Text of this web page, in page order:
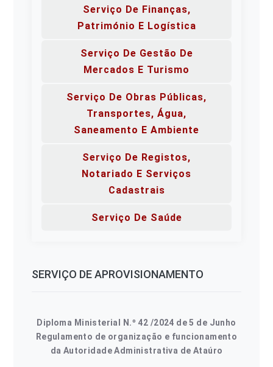
Serviço De Finanças,
Património E Logística
Serviço De Gestão De
Mercados E Turismo
Serviço De Obras Públicas,
Transportes, Água,
Saneamento E Ambiente
Serviço De Registos,
Notariado E Serviços
Cadastrais
Serviço De Saúde
SERVIÇO DE APROVISIONAMENTO
Diploma Ministerial N.º 42 /2024 de 5 de Junho
Regulamento de organização e funcionamento
da Autoridade Administrativa de Ataúro